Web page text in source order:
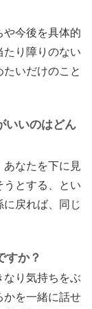
や今後を具体的
たり障りのない
いだけのこと
いいのはどん
あなたを下に見
うとする、とい
戻れば、同じ
すか？
なり気持ちをぶ
かを一緒に話せ